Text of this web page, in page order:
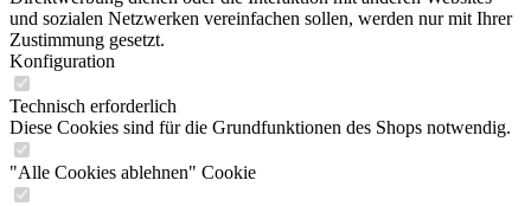
und sozialen Netzwerken vereinfachen sollen, werden nur mit Ihrer
Zustimmung gesetzt.
Konfiguration
Technisch erforderlich
Diese Cookies sind für die Grundfunktionen des Shops notwendig.
"Alle Cookies ablehnen" Cookie